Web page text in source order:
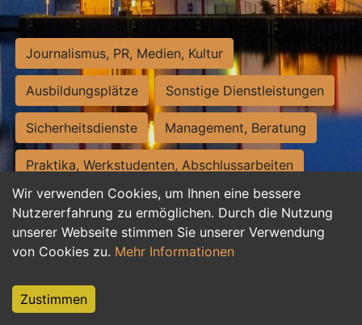
Wir verwenden Cookies, um Ihnen eine bessere
Nutzererfahrung zu ermöglichen. Durch die Nutzung
unserer Webseite stimmen Sie unserer Verwendung
von Cookies zu. Mehr Informationen
Zustimmen
Journalismus, PR, Medien, Kultur
Ausbildungsplätze Sonstige Dienstleistungen
Sicherheitsdienste Management, Beratung
Praktika, Werkstudenten, Abschlussarbeiten
Personalwesen Assistenz, Sekretariat
Hilfskräfte, Aushilfs- und Nebenjobs
Weiterbildung, Studium, duale Ausbildung